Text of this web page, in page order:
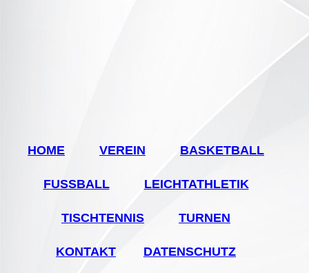
HOME VEREIN BASKETBALL
FUSSBALL LEICHTATHLETIK
TISCHTENNIS TURNEN
KONTAKT DATENSCHUTZ